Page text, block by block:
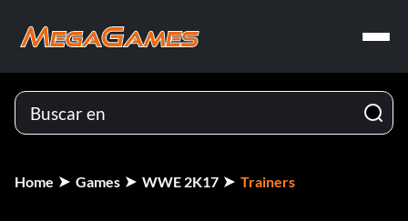
Home Games WWE 2K17 Trainers